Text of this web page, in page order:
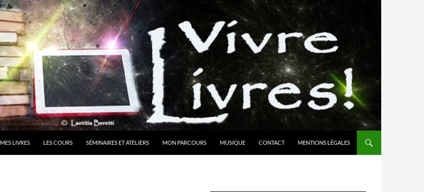
MES LIVRES LES COURS SÉMINAIRES ET ATELIERS MON PARCOURS MUSIQUE CONTACT MENTIONS LÉGALES